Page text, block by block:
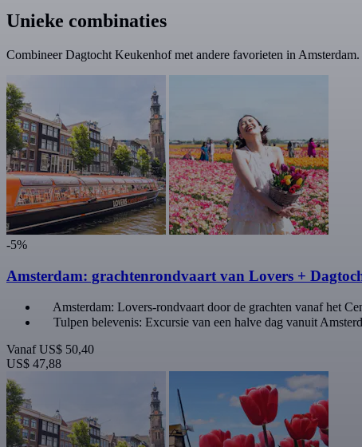
Unieke combinaties
Combineer Dagtocht Keukenhof met andere favorieten in
-5%
Amsterdam: grachtenrondvaart van Lovers +
Amsterdam: Lovers-rondvaart door de grachten vanaf het
Tulpen belevenis: Excursie van een halve dag vanuit
Vanaf US$ 50,40
US$ 47,88